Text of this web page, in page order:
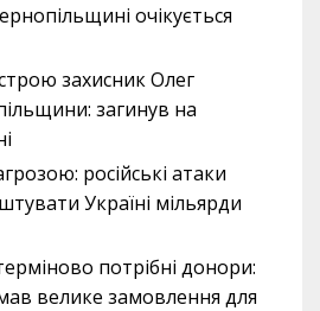
очікується
захисник Олег
загинув на
російські атаки
Україні мільярди
потрібні донори:
велике замовлення для